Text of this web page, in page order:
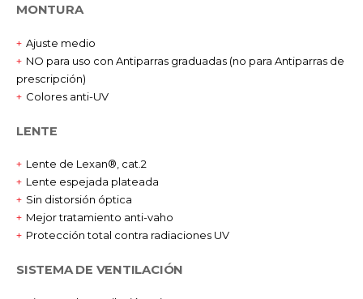
MONTURA
Ajuste medio
NO para uso con Antiparras graduadas (no para Antiparras de
prescripción)
Colores anti-UV
LENTE
Lente de Lexan®, cat.2
Lente espejada plateada
Sin distorsión óptica
Mejor tratamiento anti-vaho
Protección total contra radiaciones UV
SISTEMA DE VENTILACIÓN